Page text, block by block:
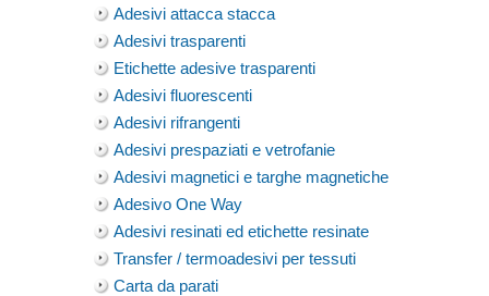
Adesivi attacca stacca
Adesivi trasparenti
Etichette adesive trasparenti
Adesivi fluorescenti
Adesivi rifrangenti
Adesivi prespaziati e vetrofanie
Adesivi magnetici e targhe magnetiche
Adesivo One Way
Adesivi resinati ed etichette resinate
Transfer / termoadesivi per tessuti
Carta da parati